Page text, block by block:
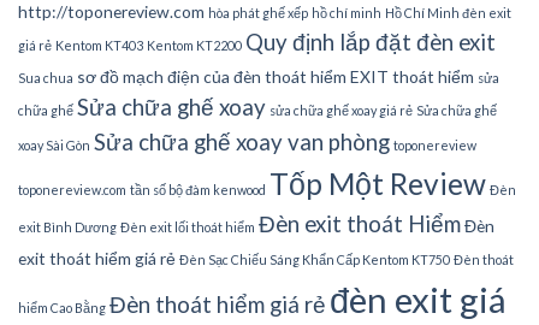
http://toponereview.com hòa phát ghế xếp hồ chí minh Hồ Chí Minh đèn exit
giá rẻ Kentom KT403 Kentom KT2200 Quy định lắp đặt đèn exit
Sua chua sơ đồ mạch điện của đèn thoát hiểm EXIT thoát hiểm sửa
chữa ghế Sửa chữa ghế xoay sửa chữa ghế xoay giá rẻ Sửa chữa ghế
xoay Sài Gòn Sửa chữa ghế xoay van phòng toponereview
toponereview.com tần số bộ đàm kenwood Tốp Một Review Đèn
exit Bình Dương Đèn exit lối thoát hiểm Đèn exit thoát HiểmĐèn
exit thoát hiểm giá rẻ Đèn Sạc Chiếu Sáng Khẩn Cấp Kentom KT750 Đèn thoát
hiểm Cao Bằng Đèn thoát hiểm giá rẻ đèn exit giá